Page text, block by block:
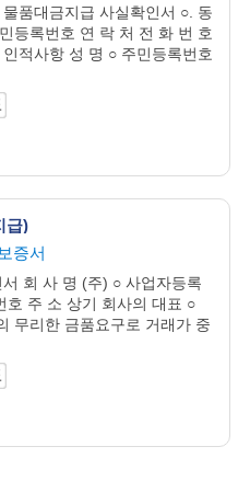
품대금지급 사실확인서 ○. 동
등록번호 연 락 처 전 화 번 호
적사항 성 명 ○ 주민등록번호
급)
보증서
회 사 명 (주) ○ 사업자등록
호 주 소 상기 회사의 대표 ○
무리한 금품요구로 거래가 중